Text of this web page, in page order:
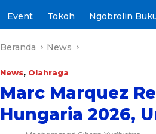
Event Tokoh Ngobrolin
Beranda News
News, Olahraga
Marc Marquez
Hungaria 2026,